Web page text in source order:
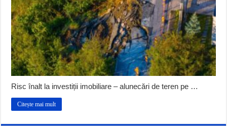
Risc înalt la investiții imobiliare – alunecări de teren pe …
Citește mai mult